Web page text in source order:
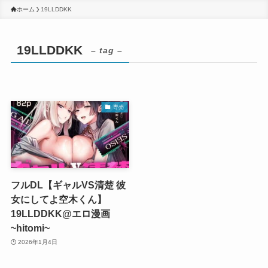
ホーム 19LLDDKK
19LLDDKK – tag –
専売
フルDL【ギャルVS清楚 彼
女にしてよ空木くん】
19LLDDKK@エロ漫画
~hitomi~
2026年1月4日